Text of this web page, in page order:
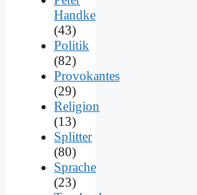
Handke
(43)
Politik
(82)
Provokantes
(29)
Religion
(13)
Splitter
(80)
Sprache
(23)